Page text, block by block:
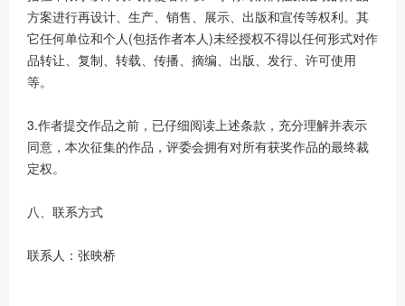
方案进行再设计、生产、销售、展示、出版和宣传等权利。其
它任何单位和个人(包括作者本人)未经授权不得以任何形式对作
品转让、复制、转载、传播、摘编、出版、发行、许可使用
等。
3.作者提交作品之前，已仔细阅读上述条款，充分理解并表示
同意，本次征集的作品，评委会拥有对所有获奖作品的最终裁
定权。
八、联系方式
联系人：张映桥